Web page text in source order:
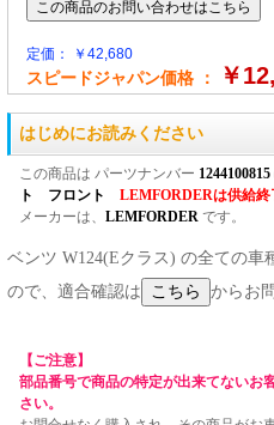
定価： ￥42,680
スピードジャパン価格 ： ￥
はじめにお読みください
この商品は パーツナンバー
ト フロント LEMFORDERは供給終
メーカーは、 LEMFORDER です。
ベンツ W124(Eクラス) の全ての車
ので、適合確認は
からお
【ご注意】
部品番号で商品の特定が出来てないお
さい。